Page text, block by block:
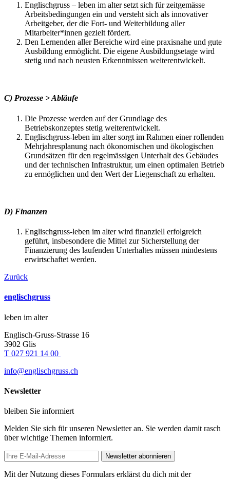
Englischgruss – leben im alter setzt sich für zeitgemässe
Arbeitsbedingungen ein und versteht sich als innovativer
Arbeitgeber, der die Fort- und Weiterbildung aller
Mitarbeiter*innen gezielt fördert.
Den Lernenden aller Bereiche wird eine praxisnahe und gute
Ausbildung ermöglicht. Die eigene Ausbildungsetage wird
stetig und nach neusten Erkenntnissen weiterentwickelt.
C) Prozesse > Abläufe
Die Prozesse werden auf der Grundlage des
Betriebskonzeptes stetig weiterentwickelt.
Englischgruss-leben im alter sorgt im Rahmen einer rollenden
Mehrjahresplanung nach ökonomischen und ökologischen
Grundsätzen für den regelmässigen Unterhalt des Gebäudes
und der technischen Infrastruktur, um einen optimalen Betrieb
zu ermöglichen und den Wert der Liegenschaft zu erhalten.
D) Finanzen
Englischgruss-leben im alter wird finanziell erfolgreich
geführt, insbesondere die Mittel zur Sicherstellung der
Finanzierung des laufenden Unterhaltes müssen mindestens
erwirtschaftet werden.
Zurück
englischgruss
leben im alter
Englisch-Gruss-Strasse 16
3902 Glis
T 027 921 14 00
info@englischgruss.ch
Newsletter
bleiben Sie informiert
Melden Sie sich für unseren Newsletter an. Sie werden damit rasch
über wichtige Themen informiert.
Mit der Nutzung dieses Formulars erklärst du dich mit der